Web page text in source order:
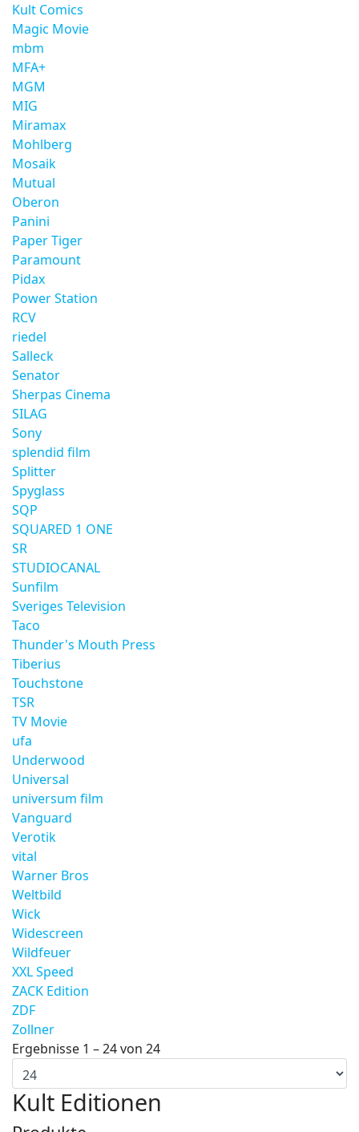
Kult Comics
Magic Movie
mbm
MFA+
MGM
MIG
Miramax
Mohlberg
Mosaik
Mutual
Oberon
Panini
Paper Tiger
Paramount
Pidax
Power Station
RCV
riedel
Salleck
Senator
Sherpas Cinema
SILAG
Sony
splendid film
Splitter
Spyglass
SQP
SQUARED 1 ONE
SR
STUDIOCANAL
Sunfilm
Sveriges Television
Taco
Thunder's Mouth Press
Tiberius
Touchstone
TSR
TV Movie
ufa
Underwood
Universal
universum film
Vanguard
Verotik
vital
Warner Bros
Weltbild
Wick
Widescreen
Wildfeuer
XXL Speed
ZACK Edition
ZDF
Zollner
Ergebnisse 1 – 24 von 24
Kult Editionen